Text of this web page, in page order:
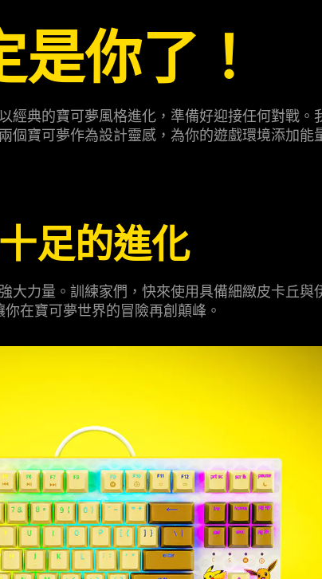
你了！
經典的寶可夢風格進化，準備好迎接任何對戰。
個寶可夢作為設計靈感，為你的遊戲環境添加能
足的進化
大力量。訓練家們，快來使用具備細緻皮卡丘與
在寶可夢世界的冒險再創顛峰。